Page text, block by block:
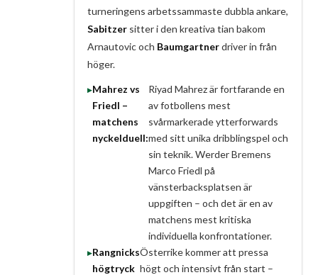
turneringens arbetssammaste dubbla ankare,
Sabitzer sitter i den kreativa tian bakom
Arnautovic och Baumgartnerdriver in från
höger.
Mahrez vs
Friedl –
matchens
nyckelduell:
Riyad Mahrez är fortfarande en
av fotbollens mest
svårmarkerade ytterforwards
med sitt unika dribblingspel och
sin teknik. Werder Bremens
Marco Friedl på
vänsterbacksplatsen är
uppgiften – och det är en av
matchens mest kritiska
individuella konfrontationer.
Rangnicks
högtryck
Österrike kommer att pressa
högt och intensivt från start –